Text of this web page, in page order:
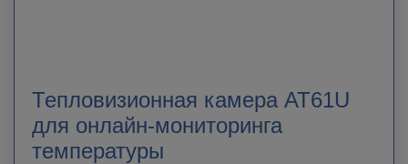
Тепловизионная камера AT61U
для онлайн-мониторинга
температуры